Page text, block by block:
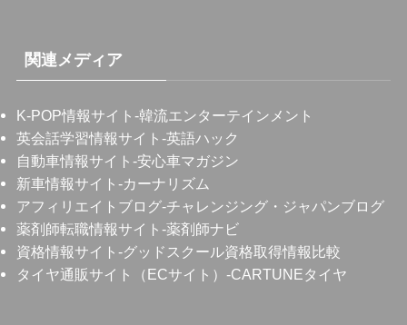
関連メディア
K-POP情報サイト -韓流エンターテインメント
英会話学習情報サイト -英語ハック
自動車情報サイト -安心車マガジン
新車情報サイト -カーナリズム
アフィリエイトブログ-チャレンジング・ジャパンブログ
薬剤師転職情報サイト -薬剤師ナビ
資格情報サイト -グッドスクール資格取得情報比較
タイヤ通販サイト（ECサイト） -CARTUNEタイヤ